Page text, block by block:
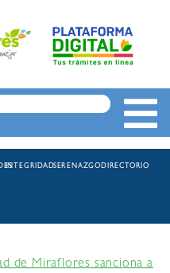
INTEGRIDADSERENAZGODIRECTORIO
de Miraflores sanciona a